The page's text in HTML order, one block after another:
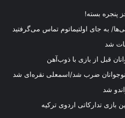
پنجره بسته!
به جای اولتیماتوم تماس می‌گرفتید
شد
قبل از بازی با ذوب‌آهن
نوجوانان ضرب شد/اسمعلی نقره‌ای شد
شد
بازی تدارکاتی اردوی ترکیه